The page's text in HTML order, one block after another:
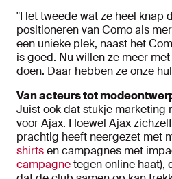
"Het tweede wat ze heel knap
positioneren van Como als
een unieke plek, naast het
is goed. Nu willen ze meer
doen. Daar hebben ze onze
Van acteurs tot
Juist ook dat stukje marketing
voor Ajax. Hoewel Ajax
prachtig heeft neergezet met
shirtsen campagnes met
campagnetegen online haat),